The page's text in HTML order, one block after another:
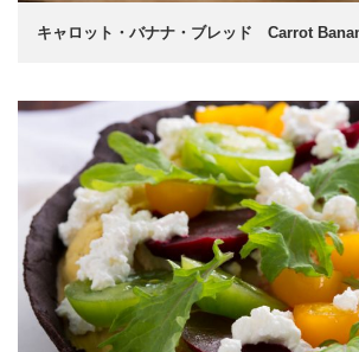
キャロット・バナナ・ブレッド Carrot